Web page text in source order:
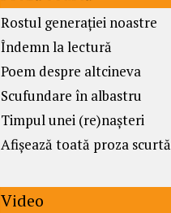
Rostul generației noastre
Îndemn la lectură
Poem despre altcineva
Scufundare în albastru
Timpul unei (re)nașteri
Afișează toată proza scurtă
Video